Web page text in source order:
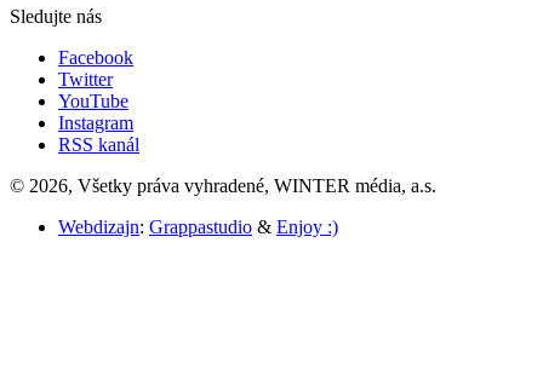
Sledujte nás
Facebook
Twitter
YouTube
Instagram
RSS kanál
© 2026, Všetky práva vyhradené, WINTER média, a.s.
Webdizajn: Grappastudio & Enjoy :)